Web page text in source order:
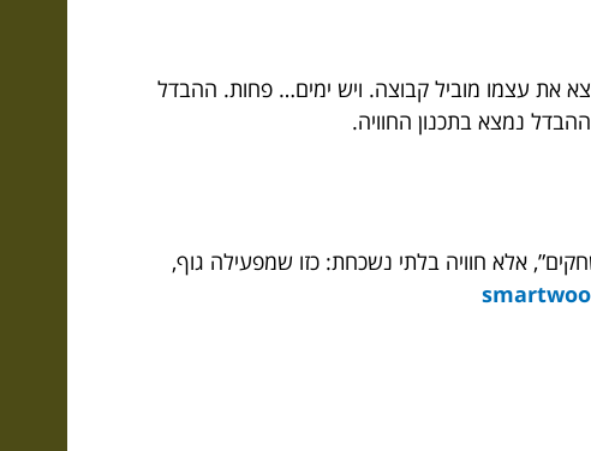
את עצמו מוביל קבוצה. ויש ימים… פחות. ההבדל
נמצא בתכנון החוויה.
אלא חוויה בלתי נשכחת: כזו שמפעילה גוף,